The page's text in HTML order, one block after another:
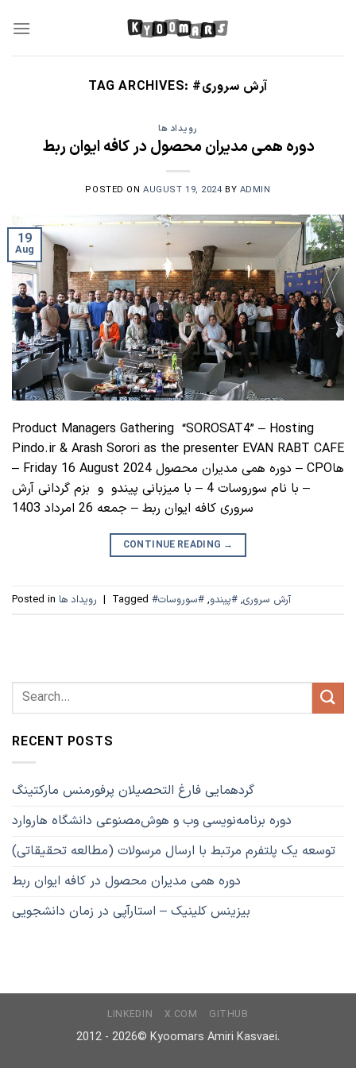
TAG ARCHIVES:
#آرش سروری
رویداد ها
دوره همی مدیران محصول در کافه ایوان ربط
POSTED ONAUGUST 19, 2024 BY ADMIN
19
Aug
Product Managers Gathering “SOROSAT4” – Hosting
Pindo.ir & Arash Sorori as the presenter EVAN RABT CAFE
– Friday 16 August 2024 دوره همی مدیران محصول – CPOها
– با نام سوروسات 4 – با میزبانی پیندو و بزم گردانی آرش
CONTINUE READING →
Posted in رویداد ها | Tagged #آرش سروری, #پیندو, #سوروسات
RECENT POSTS
گردهمایی فارغ التحصیلان پرفورمنس مارکتینگ
دوره برنامه‌نویسی وب و هوش‌مصنوعی دانشگاه هاروارد
توسعه یک پلتفرم مرتبط با ارسال مرسولات (مطالعه تحقیقاتی)
دوره همی مدیران محصول در کافه ایوان ربط
بیزینس کلینیک – استارآپی در زمان دانشجویی
LINKEDIN X.COM GITHUB
2012 - 2026© Kyoomars Amiri Kasvaei.